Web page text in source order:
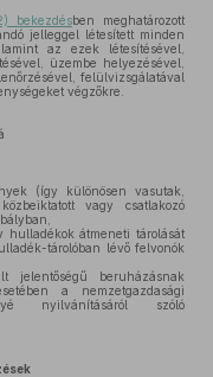
bekezdésben meghatározott
jelleggel létesített minden
az ezek létesítésével,
üzembe helyezésével,
felülvizsgálatával
végzőkre.
(így különösen vasutak,
vagy csatlakozó
hulladékok átmeneti tárolását
tárolóban lévő felvonók
jelentőségű beruházásnak
a nemzetgazdasági
nyilvánításáról szóló